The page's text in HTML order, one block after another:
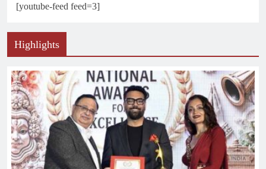
[youtube-feed feed=3]
Highlights